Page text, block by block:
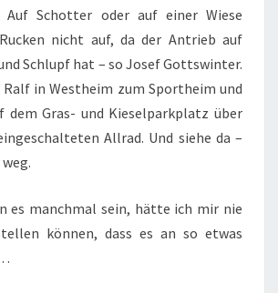
Auf Schotter oder auf einer Wiese
nicht auf, da der Antrieb auf
Schlupf hat – so Josef Gottswinter.
in Westheim zum Sportheim und
dem Gras- und Kieselparkplatz über
Allrad. Und siehe da –
es manchmal sein, hätte ich mir nie
können, dass es an so etwas